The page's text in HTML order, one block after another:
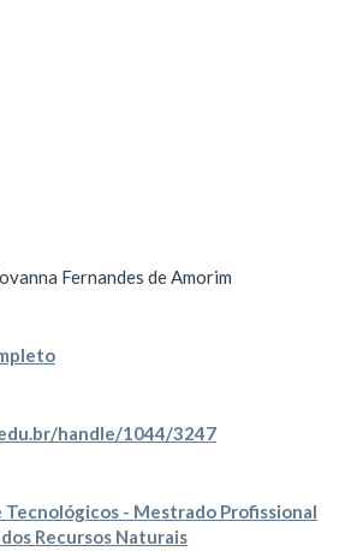
Fernandes de Amorim
handle/1044/3247
Tecnológicos - Mestrado Profissional
Recursos Naturais